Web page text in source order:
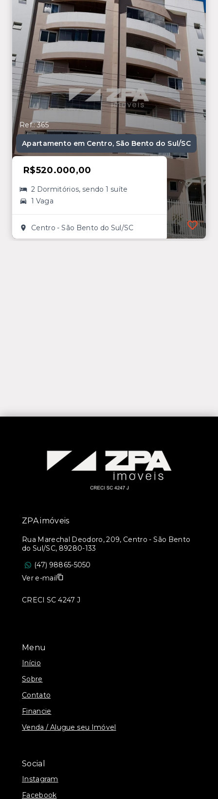
Ref.: 365
Apartamento em Centro, São Bento do Sul/SC
R$520.000,00
2 Dormitórios, sendo 1 suíte
1 Vaga
Centro - São Bento do Sul/SC
Menu
Início
Sobre
Contato
Financie
Venda / Alugue seu Imóvel
Social
Instagram
Facebook
ZPA imóveis
Rua Marechal Deodoro, 209, Centro - São Bento
do Sul/SC, 89280-133
(47) 98865-5050
Ver e-mail
CRECI SC 4247 J